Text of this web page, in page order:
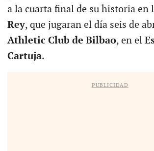
a la cuarta final de su historia en
Rey, que jugaran el día seis de
Athletic Club de Bilbao, en el
Cartuja.
PUBLICIDAD